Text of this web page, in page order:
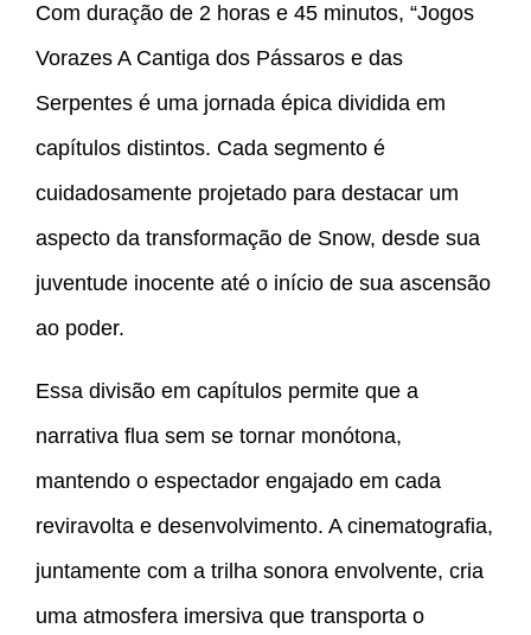
Com duração de 2 horas e 45 minutos, “Jogos
Vorazes A Cantiga dos Pássaros e das
Serpentes é uma jornada épica dividida em
capítulos distintos. Cada segmento é
cuidadosamente projetado para destacar um
aspecto da transformação de Snow, desde sua
juventude inocente até o início de sua ascensão
ao poder.
Essa divisão em capítulos permite que a
narrativa flua sem se tornar monótona,
mantendo o espectador engajado em cada
reviravolta e desenvolvimento. A cinematografia,
juntamente com a trilha sonora envolvente, cria
uma atmosfera imersiva que transporta o